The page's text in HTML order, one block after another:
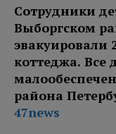
Сотрудники
Выборгском
эвакуировали
коттеджа. Все
района
47news